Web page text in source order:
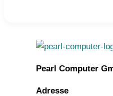
Pearl Computer
Adresse